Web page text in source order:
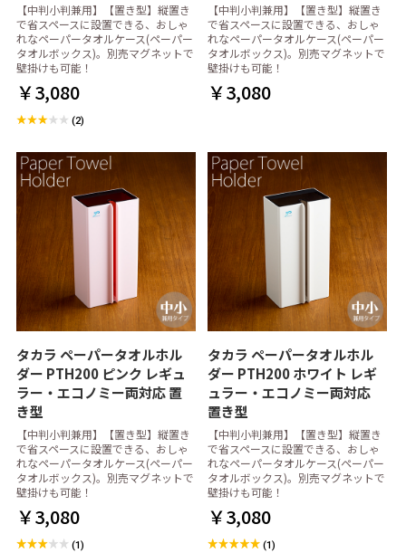
【中判小判兼用】【置き型】縦置き
で省スペースに設置できる、おしゃ
れなペーパータオルケース(ペーパー
タオルボックス)。別売マグネットで
壁掛けも可能！
￥3,080
(2)
【中判小判兼用】【置き型】縦置き
で省スペースに設置できる、おしゃ
れなペーパータオルケース(ペーパー
タオルボックス)。別売マグネットで
壁掛けも可能！
￥3,080
タカラ ペーパータオルホル
ダー PTH200 ピンク レギュ
ラー・エコノミー両対応 置
き型
【中判小判兼用】【置き型】縦置き
で省スペースに設置できる、おしゃ
れなペーパータオルケース(ペーパー
タオルボックス)。別売マグネットで
壁掛けも可能！
￥3,080
(1)
タカラ ペーパータオルホル
ダー PTH200 ホワイト レギ
ュラー・エコノミー両対応
置き型
【中判小判兼用】【置き型】縦置き
で省スペースに設置できる、おしゃ
れなペーパータオルケース(ペーパー
タオルボックス)。別売マグネットで
壁掛けも可能！
￥3,080
(1)